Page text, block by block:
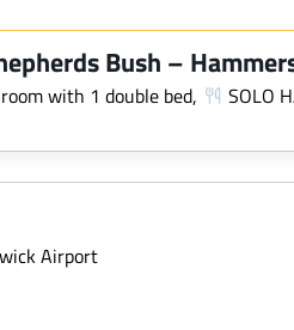
Bush –
with 1 double bed, SOLO
Airport